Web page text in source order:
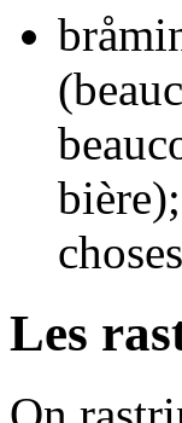
bière);
Les